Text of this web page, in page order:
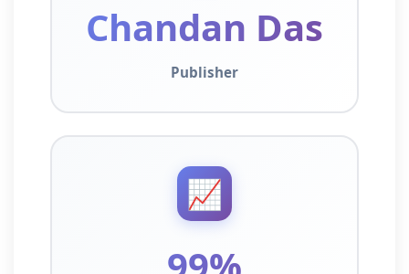
Chandan Das
Publisher
📈